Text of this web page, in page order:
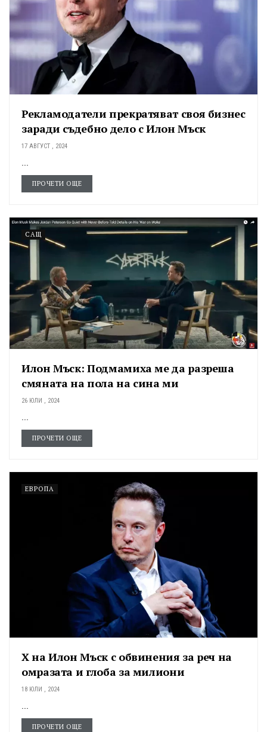
Рекламодатели прекратяват своя бизнес
заради съдебно дело с Илон Мъск
17 АВГУСТ , 2024
ПРОЧЕТИ ОЩЕ
САЩ
Илон Мъск: Подмамиха ме да разреша
смяната на пола на сина ми
26 ЮЛИ , 2024
ПРОЧЕТИ ОЩЕ
ЕВРОПА
Х на Илон Мъск с обвинения за реч на
омразата и глоба за милиони
18 ЮЛИ , 2024
ПРОЧЕТИ ОЩЕ